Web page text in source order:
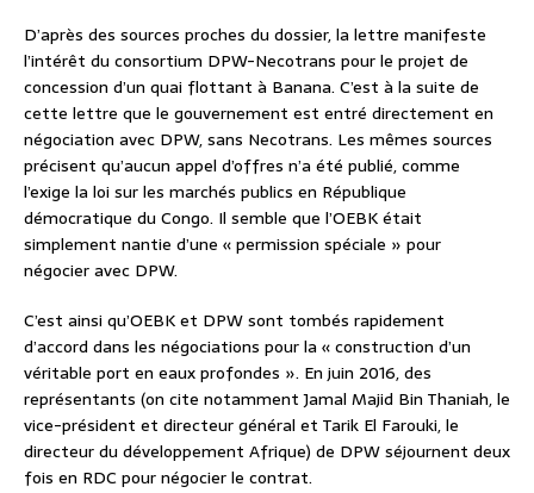
D’après des sources proches du dossier, la lettre manifeste
l’intérêt du consortium DPW-Necotrans pour le projet de
concession d’un quai flottant à Banana. C’est à la suite de
cette lettre que le gouvernement est entré directement en
négociation avec DPW, sans Necotrans. Les mêmes sources
précisent qu’aucun appel d’offres n’a été publié, comme
l’exige la loi sur les marchés publics en République
démocratique du Congo. Il semble que l’OEBK était
simplement nantie d’une « permission spéciale » pour
négocier avec DPW.
C’est ainsi qu’OEBK et DPW sont tombés rapidement
d’accord dans les négociations pour la « construction d’un
véritable port en eaux profondes ». En juin 2016, des
représentants (on cite notamment Jamal Majid Bin Thaniah, le
vice-président et directeur général et Tarik El Farouki, le
directeur du développement Afrique) de DPW séjournent deux
fois en RDC pour négocier le contrat.